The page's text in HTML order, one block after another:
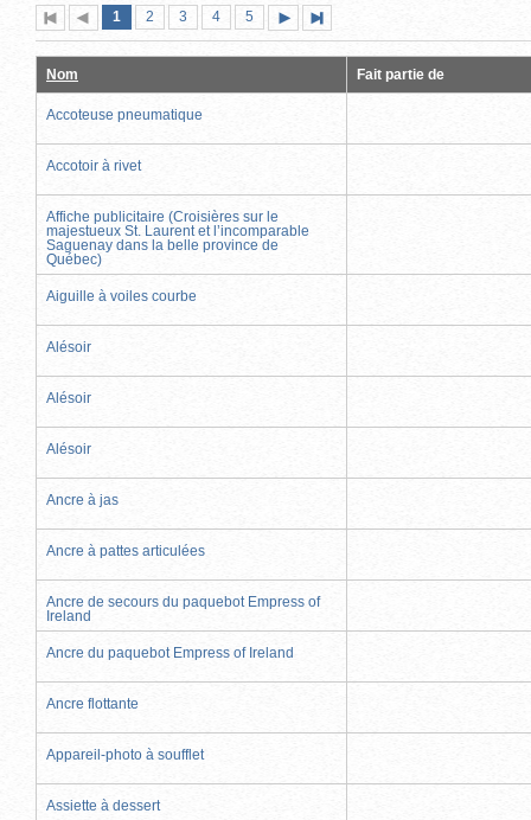
Première
page
Page
précédente
Page
1 (page
actuelle)
Page
2 Page
3 Page
4 Page
5
suivante
page
Nom Fait partie de
Accoteuse pneumatique
Accotoir à rivet
Affiche publicitaire (Croisières sur le
majestueux St. Laurent et l’incomparable
Saguenay dans la belle province de
Québec)
Aiguille à voiles courbe
Alésoir
Alésoir
Alésoir
Ancre à jas
Ancre à pattes articulées
Ancre de secours du paquebot Empress of
Ireland
Ancre du paquebot Empress of Ireland
Ancre flottante
Appareil-photo à soufflet
Assiette à dessert